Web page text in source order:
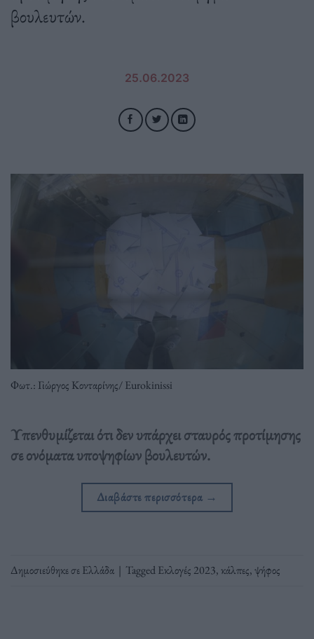
βουλευτών.
25.06.2023
Φωτ.: Γιώργος Κονταρίνης/ Eurokinissi
Υπενθυμίζεται ότι δεν υπάρχει σταυρός προτίμησης
σε ονόματα υποψηφίων βουλευτών.
Διαβάστε περισσότερα →
Δημοσιεύθηκε σεΕλλάδα | TaggedΕκλογές 2023,κάλπες,ψήφος